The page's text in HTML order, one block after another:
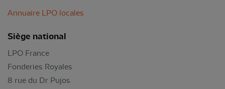
Annuaire LPO locales
Siège national
LPO France
Fonderies Royales
8 rue du Dr Pujos